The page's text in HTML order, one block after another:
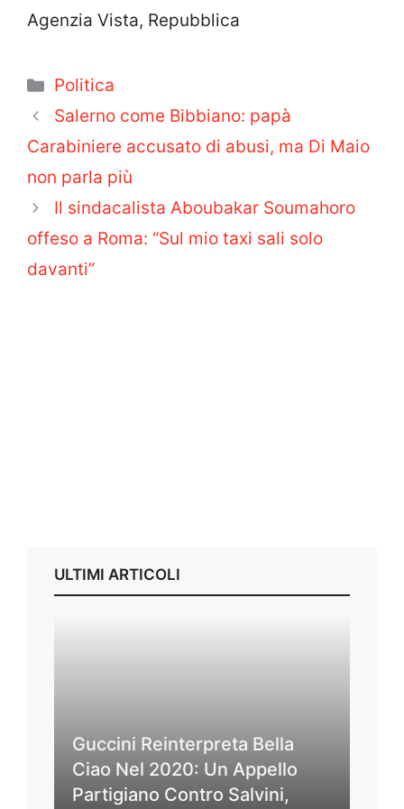
Agenzia Vista, Repubblica
Categorie
Politica
Salerno come Bibbiano: papà
Carabiniere accusato di abusi, ma Di Maio
non parla più
Il sindacalista Aboubakar Soumahoro
offeso a Roma: “Sul mio taxi sali solo
davanti”
ULTIMI ARTICOLI
Guccini Reinterpreta Bella
Ciao Nel 2020: Un Appello
Partigiano Contro Salvini,